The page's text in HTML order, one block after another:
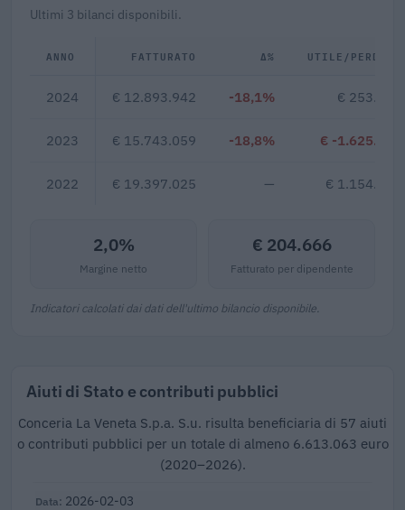
Ultimi 3 bilanci disponibili.
ANNO FATTURATO Δ% UTILE/PERDITA
2024 € 12.893.942 -18,1% € 253.283
2023 € 15.743.059 -18,8% € -1.625.047
2022 € 19.397.025 — € 1.154.902
2,0%
Margine netto
€ 204.666
Fatturato per dipendente
Indicatori calcolati dai dati dell'ultimo bilancio disponibile.
Aiuti di Stato e contributi pubblici
Conceria La Veneta S.p.a. S.u. risulta beneficiaria di 57 aiuti
o contributi pubblici per un totale di almeno 6.613.063 euro
(2020–2026).
2026-02-03